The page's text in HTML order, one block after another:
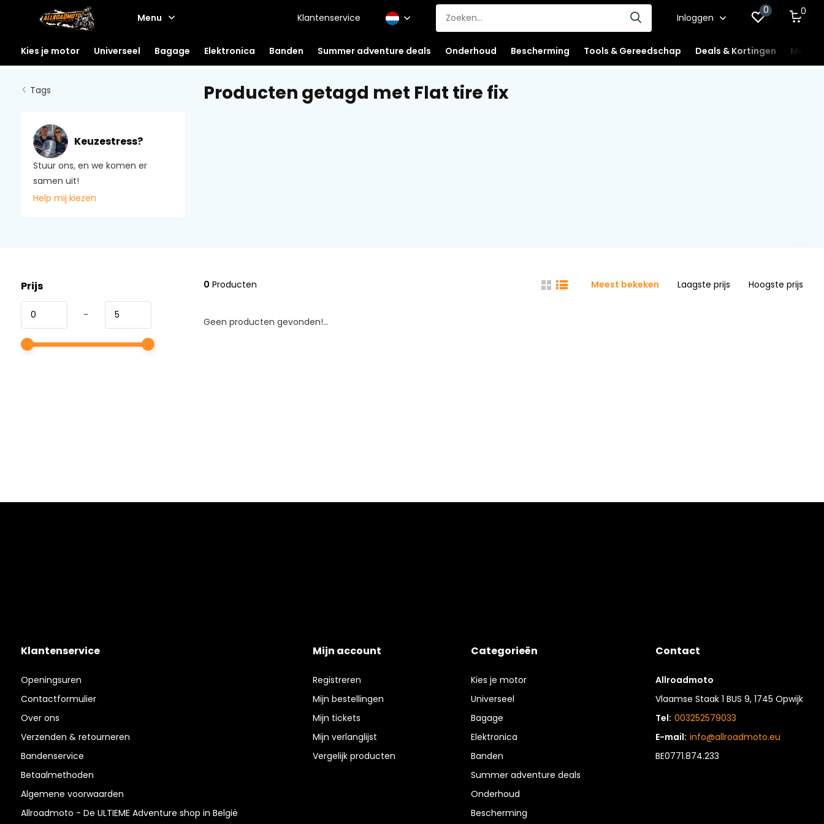
Menu Klantenservice Inloggen
0 0
Kies je motor Universeel Bagage Elektronica Banden Summer adventure deals Onderhoud Bescherming Tools & Gereedschap Deals & Kortingen
Tags
Keuzestress?
Stuur ons, en we komen er
samen uit!
Help mij kiezen
Producten getagd met Flat tire fix
Prijs
-
0 Producten Meest bekeken Laagste prijs Hoogste prijs
Geen producten gevonden!...
Klantenservice
Openingsuren
Contactformulier
Over ons
Verzenden & retourneren
Bandenservice
Betaalmethoden
Algemene voorwaarden
Allroadmoto - De ULTIEME Adventure shop in België
Mijn account
Registreren
Mijn bestellingen
Mijn tickets
Mijn verlanglijst
Vergelijk producten
Categorieën
Kies je motor
Universeel
Bagage
Elektronica
Banden
Summer adventure deals
Onderhoud
Bescherming
Contact
Allroadmoto
Vlaamse Staak 1 BUS 9, 1745 Opwijk
Tel: 003252579033
E-mail: info@allroadmoto.eu
BE0771.874.233